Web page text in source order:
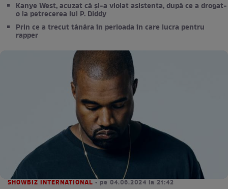
Kanye West, acuzat că și-a violat asistenta, după ce a drogat-
o la petrecerea lui P. Diddy
Prin ce a trecut tânăra în perioada în care lucra pentru
rapper
SHOWBIZ INTERNATIONAL • pe 04.06.2024 la 21:42